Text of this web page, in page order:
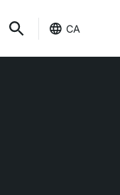
CA